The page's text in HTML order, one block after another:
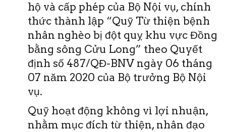
hộ và cấp phép của Bộ Nội vụ, chính
thức thành lập “Quỹ Từ thiện bệnh
nhân nghèo bị đột quỵ khu vực Đồng
bằng sông Cửu Long” theo Quyết
định số 487/QĐ-BNV ngày 06 tháng
07 năm 2020 của Bộ trưởng Bộ Nội
vụ.
Quỹ hoạt động không vì lợi nhuận,
nhằm mục đích từ thiện, nhân đạo